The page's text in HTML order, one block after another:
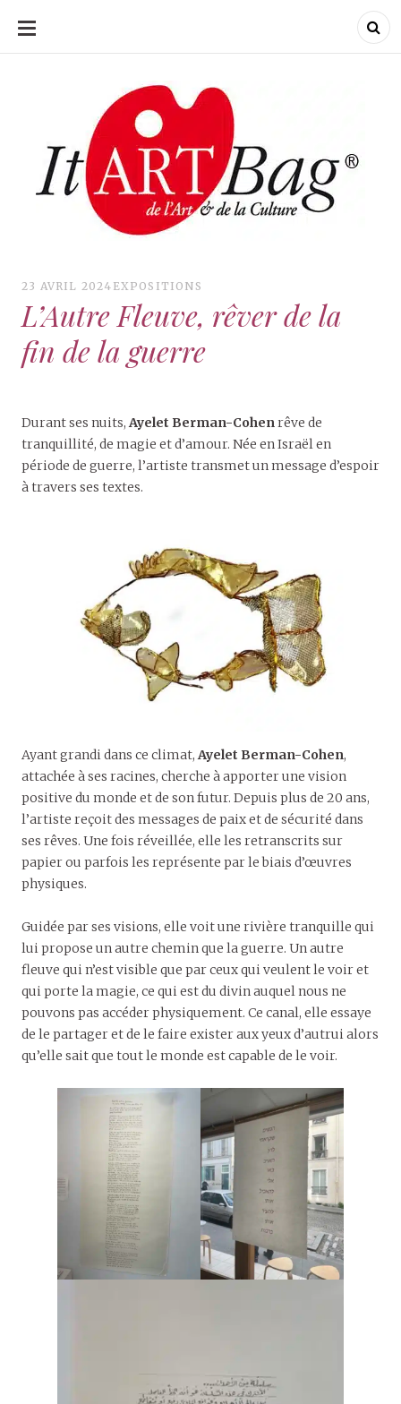
ALLER
CONTENU
ItArtBag
ItArtBag
23 AVRIL 2024 EXPOSITIONS
L’Autre Fleuve, rêver de la
fin de la guerre
Durant ses nuits,Ayelet Berman-Cohenrêve de
tranquillité, de magie et d’amour. Née en Israël en
période de guerre, l’artiste transmet un message d’espoir
à travers ses textes.
Ayant grandi dans ce climat,Ayelet Berman-Cohen,
attachée à ses racines, cherche à apporter une vision
positive du monde et de son futur. Depuis plus de 20 ans,
l’artiste reçoit des messages de paix et de sécurité dans
ses rêves. Une fois réveillée, elle les retranscrits sur
papier ou parfois les représente par le biais d’œuvres
physiques.
Guidée par ses visions, elle voit une rivière tranquille qui
lui propose un autre chemin que la guerre. Un autre
fleuve qui n’est visible que par ceux qui veulent le voir et
qui porte la magie, ce qui est du divin auquel nous ne
pouvons pas accéder physiquement. Ce canal, elle essaye
de le partager et de le faire exister aux yeux d’autrui alors
qu’elle sait que tout le monde est capable de le voir.